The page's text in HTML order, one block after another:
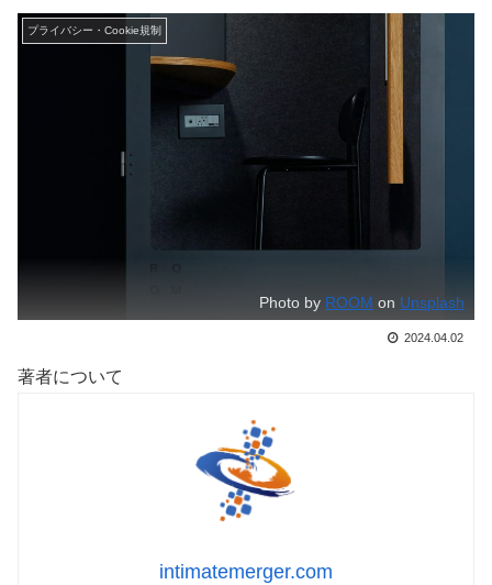
プライバシー・Cookie規制
Photo by ROOM on Unsplash
2024.04.02
著者について
intimatemerger.com